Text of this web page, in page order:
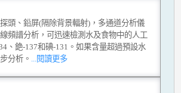
頭、鉛屏(隔除背景輻射)，多通道分析儀
頻譜分析，可迅速檢測水及食物中的人工
、銫-137和碘-131。如果含量超過預設水
分析。 ...閱讀更多